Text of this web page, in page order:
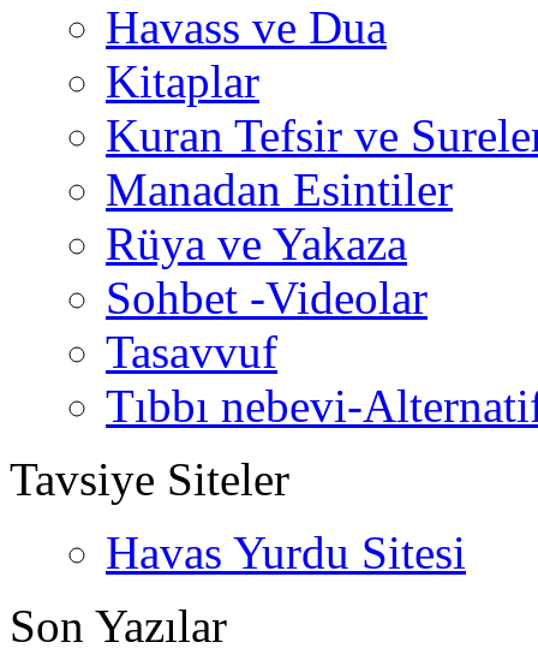
Havass ve Dua
Kitaplar
Kuran Tefsir ve
Manadan Esintiler
Rüya ve Yakaza
Sohbet -Videolar
Tasavvuf
Tıbbı nebevi-
Tavsiye Siteler
Havas Yurdu Sitesi
Son Yazılar